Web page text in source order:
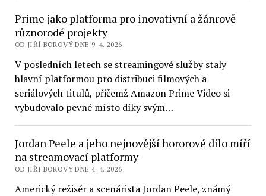
Prime jako platforma pro inovativní a žánrově
různorodé projekty
OD JIŘÍ BOROVÝ DNE 9. 4. 2026
V posledních letech se streamingové služby staly
hlavní platformou pro distribuci filmových a
seriálových titulů, přičemž Amazon Prime Video si
vybudovalo pevné místo díky svým…
Jordan Peele a jeho nejnovější hororové dílo míří
na streamovací platformy
OD JIŘÍ BOROVÝ DNE 4. 4. 2026
Americký režisér a scenárista Jordan Peele, známý